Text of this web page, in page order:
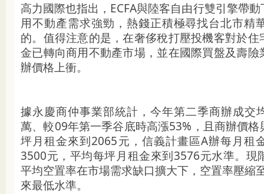
高力國際也指出，ECFA與陸客自由行雙引擎帶
用不動產需求強勁，熱錢正積極尋找台北市精
的。值得注意的是，在奢侈稅打壓投機客對於
金已轉向商用不動產市場，並在國際買盤及壽
辦價格上衝。
據永慶商仲事業部統計，今年第二季商辦成交
萬、較09年第一季谷底時高漲53%，且商辦價
坪月租金來到2065元，信義計畫區A辦每月租
3500元，平均每坪月租金來到3576元水準。現
平均空置率在市場需求缺口擴大下，空置率壓縮
來最低水準。